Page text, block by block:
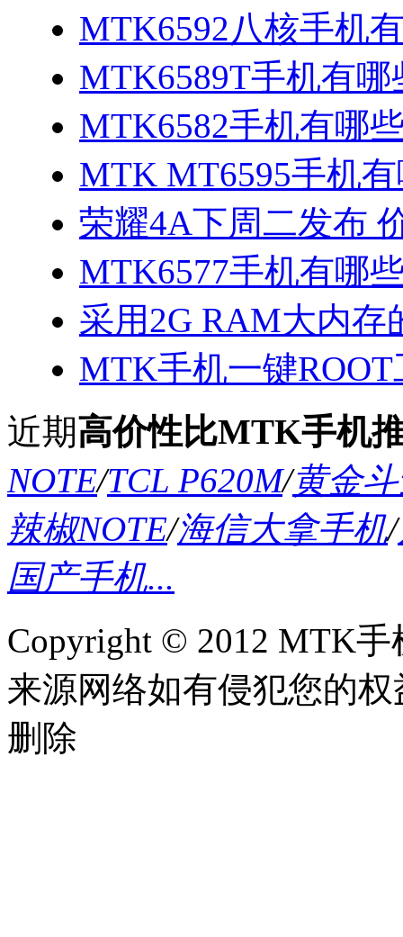
MTK6592八核手机
MTK6589T手机有
MTK6582手机有哪
MTK MT6595手机
荣耀4A下周二发布
MTK6577手机有哪
采用2G RAM大内存
MTK手机一键ROOT
近期高价性比MTK手机
NOTE/TCL P620M/黄金
辣椒NOTE/海信大拿手机/
国产手机...
Copyright © 2012 MTK
来源网络如有侵犯您的
删除